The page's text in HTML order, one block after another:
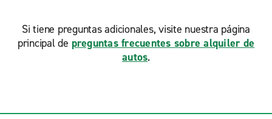
Si tiene preguntas adicionales, visite nuestra página
principal de preguntas frecuentes sobre alquiler de
autos.